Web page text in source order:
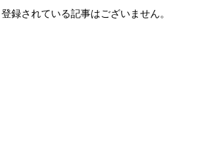
登録されている記事はございません。